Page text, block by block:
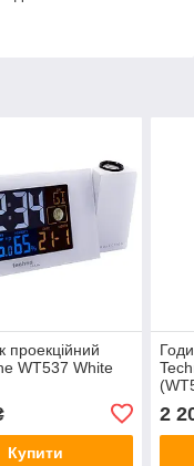
проекційний
WT537 White
Купити
2